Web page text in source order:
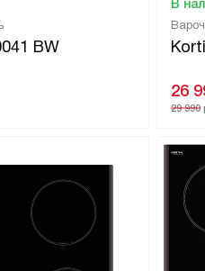
BW
В
26
29 990